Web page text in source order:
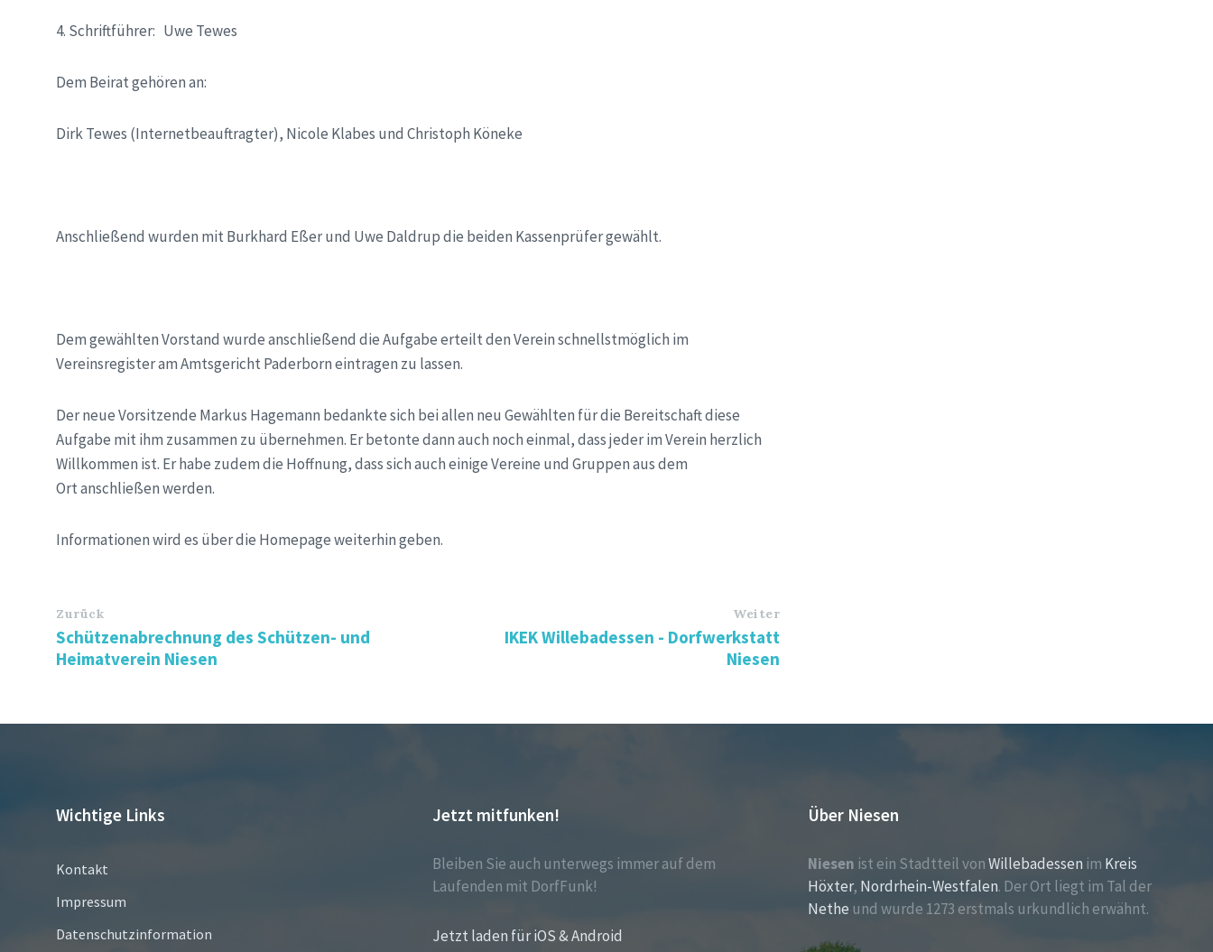
4. Schriftführer: Uwe Tewes
Dem Beirat gehören an:
Dirk Tewes (Internetbeauftragter), Nicole Klabes und Christoph Köneke
Anschließend wurden mit Burkhard Eßer und Uwe Daldrup die beiden Kassenprüfer gewählt.
Dem gewählten Vorstand wurde anschließend die Aufgabe erteilt den Verein schnellstmöglich im
Vereinsregister am Amtsgericht Paderborn eintragen zu lassen.
Der neue Vorsitzende Markus Hagemann bedankte sich bei allen neu Gewählten für die Bereitschaft diese
Aufgabe mit ihm zusammen zu übernehmen. Er betonte dann auch noch einmal, dass jeder im Verein herzlich
Willkommen ist. Er habe zudem die Hoffnung, dass sich auch einige Vereine und Gruppen aus dem
Ort anschließen werden.
Informationen wird es über die Homepage weiterhin geben.
Zurück
Schützenabrechnung des Schützen- und
Heimatverein Niesen
Weiter
IKEK Willebadessen - Dorfwerkstatt
Niesen
Wichtige Links
Kontakt
Impressum
Datenschutzinformation
Jetzt mitfunken!
Bleiben Sie auch unterwegs immer auf dem
Laufenden mit DorfFunk!
Jetzt laden für iOS & Android
Über Niesen
Niesen ist ein Stadtteil vonWillebadessen im Kreis
Höxter, Nordrhein-Westfalen. Der Ort liegt im Tal der
Nethe und wurde 1273 erstmals urkundlich erwähnt.